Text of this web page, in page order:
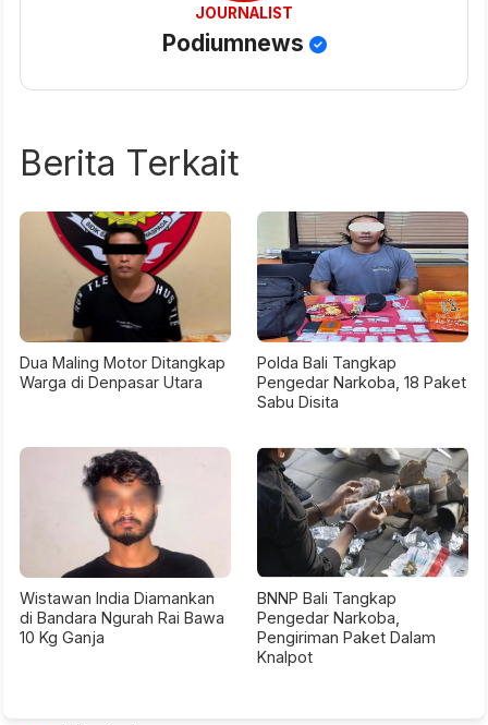
JOURNALIST
Podiumnews
Berita Terkait
Dua Maling Motor Ditangkap
Warga di Denpasar Utara
Polda Bali Tangkap
Pengedar Narkoba, 18 Paket
Sabu Disita
Wistawan India Diamankan
di Bandara Ngurah Rai Bawa
10 Kg Ganja
BNNP Bali Tangkap
Pengedar Narkoba,
Pengiriman Paket Dalam
Knalpot